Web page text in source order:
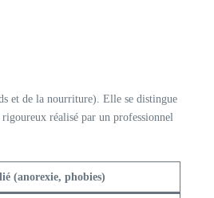
et de la nourriture). Elle se distingue
rigoureux réalisé par un professionnel
(anorexie, phobies)